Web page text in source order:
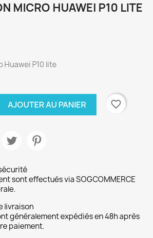
MICRO HUAWEI P10 LITE
Huawei P10 lite
AJOUTER AU PANIER favorite_border
sont effectués via SOGCOMMERCE
livraison
généralement expédiés en 48h après
paiement.